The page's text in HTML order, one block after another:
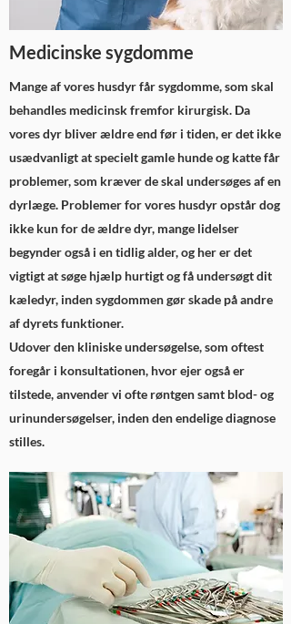
Medicinske sygdomme
Mange af vores husdyr får sygdomme, som skal
behandles medicinsk fremfor kirurgisk. Da
vores dyr bliver ældre end før i tiden, er det ikke
usædvanligt at specielt gamle hunde og katte får
problemer, som kræver de skal undersøges af en
dyrlæge. Problemer for vores husdyr opstår dog
ikke kun for de ældre dyr, mange lidelser
begynder også i en tidlig alder, og her er det
vigtigt at søge hjælp hurtigt og få undersøgt dit
kæledyr, inden sygdommen gør skade på andre
af dyrets funktioner.
Udover den kliniske undersøgelse, som oftest
foregår i konsultationen, hvor ejer også er
tilstede, anvender vi ofte røntgen samt blod- og
urinundersøgelser, inden den endelige diagnose
stilles.